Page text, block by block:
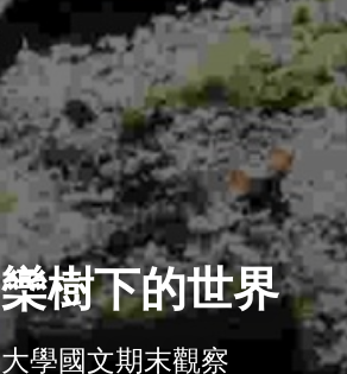
欒樹下的世界
大學國文期末觀察